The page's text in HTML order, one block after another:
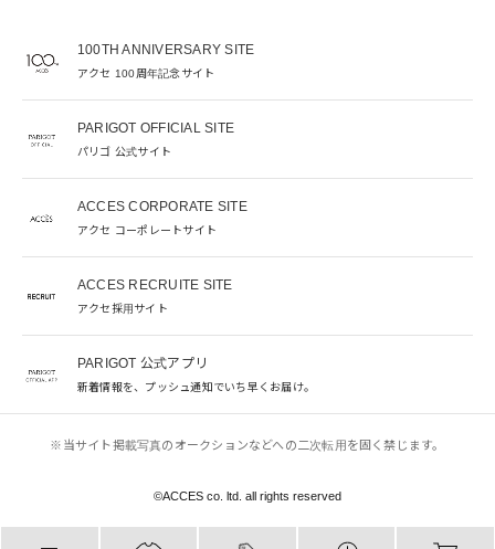
100TH ANNIVERSARY SITE
アクセ 100周年記念サイト
PARIGOT OFFICIAL SITE
パリゴ 公式サイト
ACCES CORPORATE SITE
アクセ コーポレートサイト
ACCES RECRUITE SITE
アクセ採用サイト
PARIGOT 公式アプリ
新着情報を、プッシュ通知でいち早くお届け。
©︎ACCES co. ltd. all rights reserved
※当サイト掲載写真のオークションなどへの二次転用を固く禁じます。